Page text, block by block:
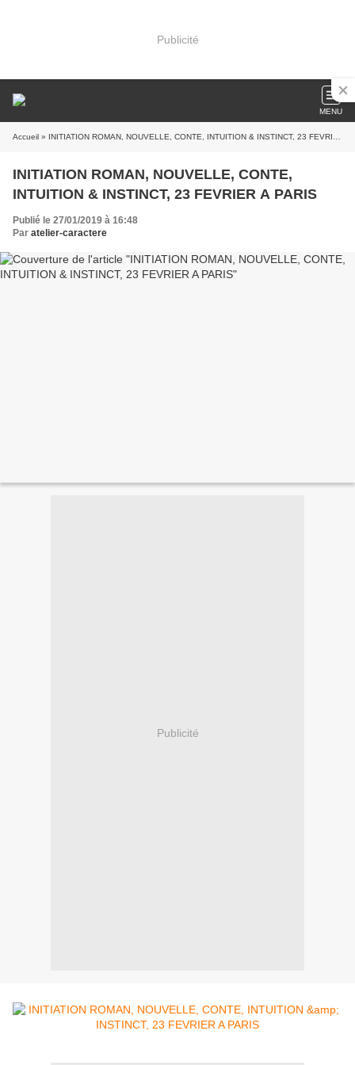
Publicité
MENU
Accueil » INITIATION ROMAN, NOUVELLE, CONTE, INTUITION & INSTINCT, 23 FEVRIER A PARIS
INITIATION ROMAN, NOUVELLE, CONTE,
INTUITION & INSTINCT, 23 FEVRIER A PARIS
Publié le 27/01/2019 à 16:48
Par atelier-caractere
Publicité